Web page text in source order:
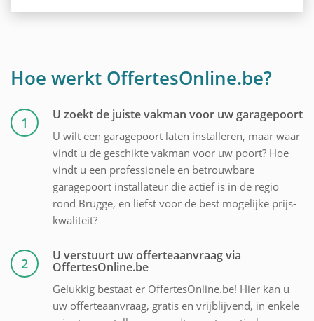
Hoe werkt OffertesOnline.be?
1 U zoekt de juiste vakman voor uw garagepoort
U wilt een garagepoort laten installeren, maar waar
vindt u de geschikte vakman voor uw poort? Hoe
vindt u een professionele en betrouwbare
garagepoort installateur die actief is in de regio
rond Brugge, en liefst voor de best mogelijke prijs-
kwaliteit?
2 U verstuurt uw offerteaanvraag via
OffertesOnline.be
Gelukkig bestaat er OffertesOnline.be! Hier kan u
uw offerteaanvraag, gratis en vrijblijvend, in enkele